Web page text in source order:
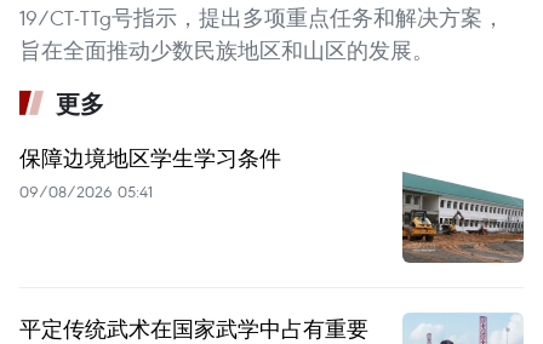
19/CT-TTg号指示，提出多项重点任务和解决方案，
旨在全面推动少数民族地区和山区的发展。
更多
保障边境地区学生学习条件
09/08/2026 05:41
平定传统武术在国家武学中占有重要